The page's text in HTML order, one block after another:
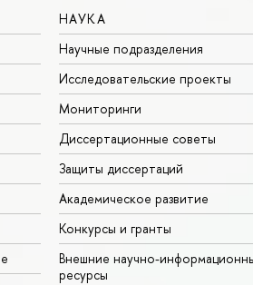
НАУКА
Научные подразделения
Исследовательские проекты
Мониторинги
Диссертационные советы
Защиты диссертаций
Академическое развитие
Конкурсы и гранты
Внешние научно-
ресурсы